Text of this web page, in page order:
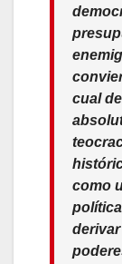
cual
como